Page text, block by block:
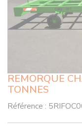
REMORQUE
TONNES
Référence :